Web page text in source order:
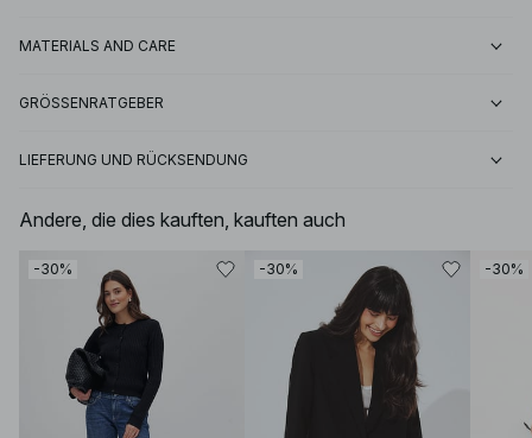
MATERIALS AND CARE
GRÖSSENRATGEBER
LIEFERUNG UND RÜCKSENDUNG
Andere, die dies kauften, kauften auch
-30% -30% -30%